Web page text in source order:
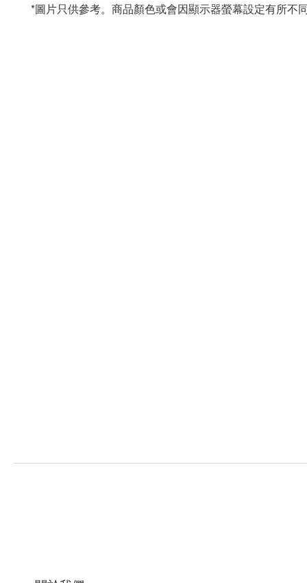
*圖片只供參考。商品顏色或會因顯示器螢幕設定有所